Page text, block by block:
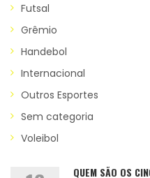
Futsal
Grêmio
Handebol
Internacional
Outros Esportes
Sem categoria
Voleibol
QUEM SÃO OS